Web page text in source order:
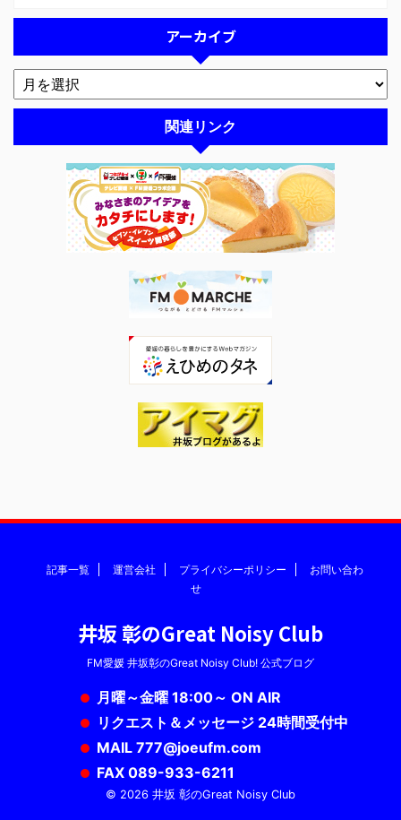
アーカイブ
関連リンク
記事一覧 運営会社 プライバシーポリシー
お問い合わ
せ
井坂 彰のGreat Noisy Club
FM愛媛 井坂彰のGreat Noisy Club! 公式ブログ
月曜～金曜 18:00～ ON AIR
リクエスト＆メッセージ 24時間受付中
MAIL 777@joeufm.com
FAX 089-933-6211
© 2026 井坂 彰のGreat Noisy Club